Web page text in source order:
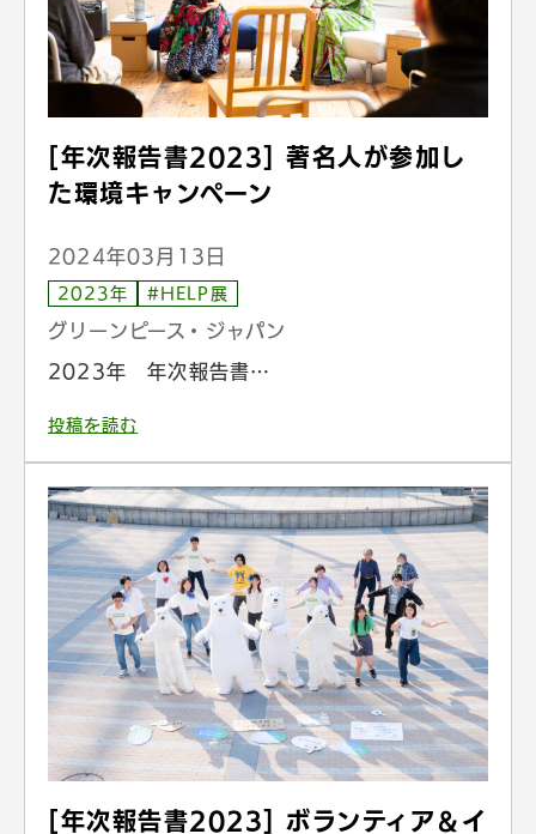
[年次報告書2023] 著名人が参加し
た環境キャンペーン
2024年03月13日
2023年 #HELP展
グリーンピース・ジャパン
2023年 年次報告書…
投稿を読む
[年次報告書2023] ボランティア＆イ